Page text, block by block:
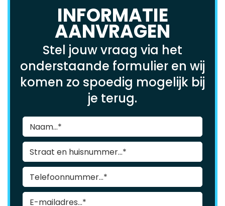
INFORMATIE
AANVRAGEN
Stel jouw vraag via het
onderstaande formulier en wij
komen zo spoedig mogelijk bij
je terug.